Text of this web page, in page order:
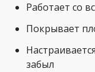
Работает со
Покрывает
забыл